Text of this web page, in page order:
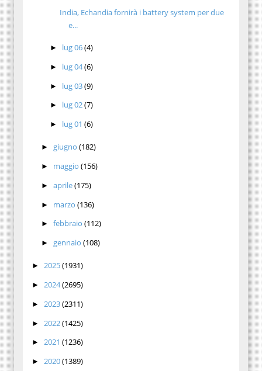
India, Echandia fornirà i battery system per due
e...
► lug 06(4)
► lug 04(6)
► lug 03(9)
► lug 02(7)
► lug 01(6)
► giugno (182)
► maggio (156)
► aprile(175)
► marzo (136)
► febbraio (112)
► gennaio (108)
► 2025(1931)
► 2024(2695)
► 2023(2311)
► 2022(1425)
► 2021 (1236)
► 2020(1389)